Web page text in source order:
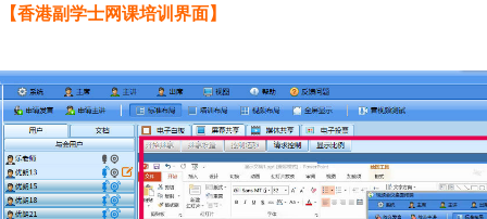
【香港副学士网课培训界面】